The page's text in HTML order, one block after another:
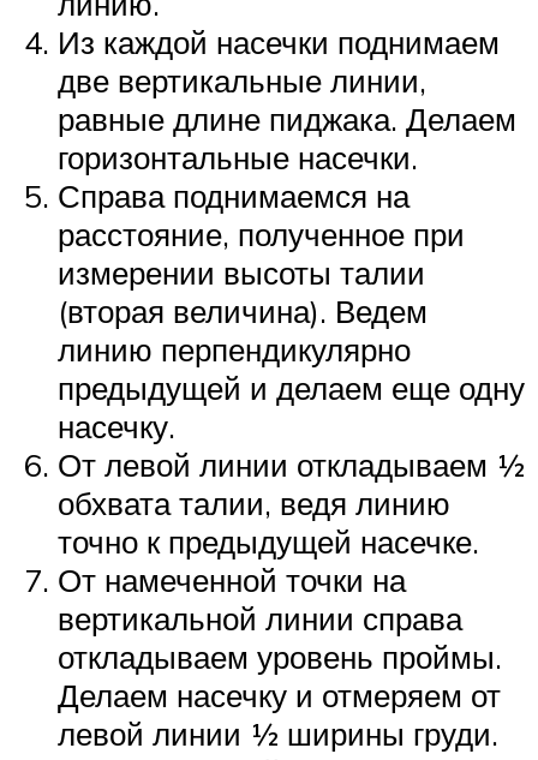
Из каждой насечки поднимаем
две вертикальные линии,
равные длине пиджака. Делаем
горизонтальные насечки.
Справа поднимаемся на
расстояние, полученное при
измерении высоты талии
(вторая величина). Ведем
линию перпендикулярно
предыдущей и делаем еще одну
насечку.
От левой линии откладываем ½
обхвата талии, ведя линию
точно к предыдущей насечке.
От намеченной точки на
вертикальной линии справа
откладываем уровень проймы.
Делаем насечку и отмеряем от
левой линии ½ ширины груди.